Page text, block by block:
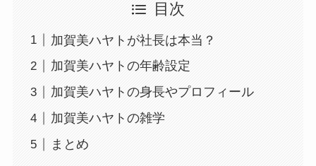
目次
加賀美ハヤトが社長は本当？
加賀美ハヤトの年齢設定
加賀美ハヤトの身長やプロフィール
加賀美ハヤトの雑学
まとめ